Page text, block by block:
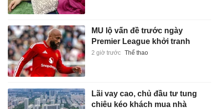
MU lộ vấn đề trước ngày
Premier League khởi tranh
2 giờ trước Thể thao
Lãi vay cao, chủ đầu tư tung
chiêu kéo khách mua nhà